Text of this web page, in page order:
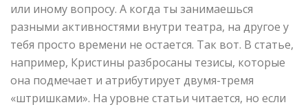
или иному вопросу. А когда ты занимаешься
разными активностями внутри театра, на другое у
тебя просто времени не остается. Так вот. В статье,
например, Кристины разбросаны тезисы, которые
она подмечает и атрибутирует двумя-тремя
«штришками». На уровне статьи читается, но если